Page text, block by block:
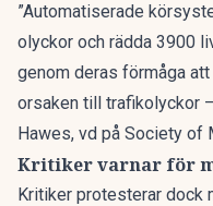
”Automatiserade
olyckor och rädda 3900
genom deras förmåga
orsaken till trafikolyckor
Hawes, vd på Society of
Kritiker varnar för
Kritiker protesterar dock